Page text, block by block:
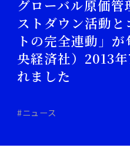
グローバル原価
ストダウン活動
トの完全連動」
央経済社）2013
れました
#ニュース